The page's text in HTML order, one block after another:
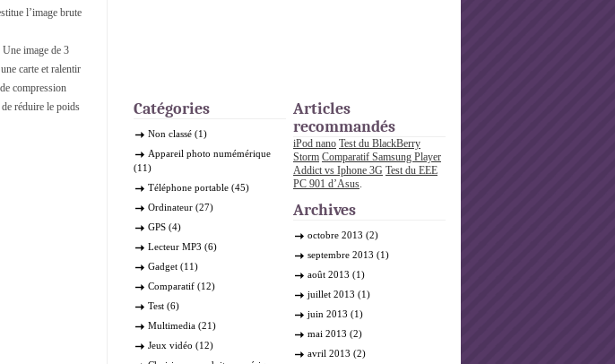
l’image brute
image de 3
carte et ralentir
compression
réduire le poids
Catégories
Non classé (1)
Appareil photo numémérique
(11)
Téléphone portable (45)
Ordinateur (27)
GPS (4)
Lecteur MP3 (6)
Gadget (11)
Comparatif (12)
Test (6)
Multimedia (21)
Jeux vidéo (12)
Articles
recommandés
iPod nano Test du BlackBerry
Storm Comparatif Samsung Player
Addict vs Iphone 3G Test du EEE
PC 901 d’Asus.
Archives
octobre 2013 (2)
septembre 2013 (1)
août 2013 (1)
juillet 2013 (1)
juin 2013 (1)
mai 2013 (2)
avril 2013 (2)